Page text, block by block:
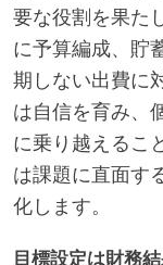
要な役割を果た
に予算編成、貯
期しない出費に
は自信を育み、
に乗り越えるこ
は課題に直面す
化します。
目標設定は財務